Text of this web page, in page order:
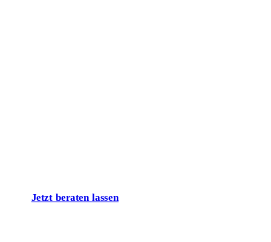
Jetzt beraten lassen